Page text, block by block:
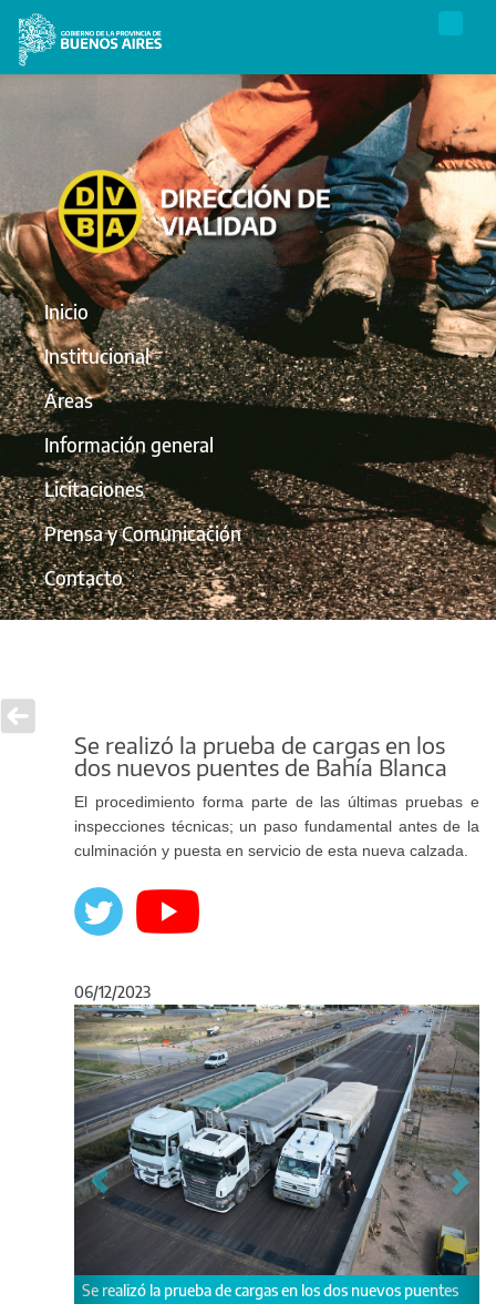
Inicio
Institucional
Áreas
Información general
Licitaciones
Prensa y Comunicación
Contacto
Se realizó la prueba de cargas en los
dos nuevos puentes de Bahía Blanca
El procedimiento forma parte de las últimas pruebas e
inspecciones técnicas; un paso fundamental antes de la
culminación y puesta en servicio de esta nueva calzada.
06/12/2023
de cargas en los dos nuevos puentes
El procedimiento forma
Anterior